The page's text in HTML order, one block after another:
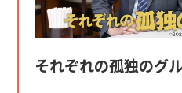
それぞれの孤独のグ